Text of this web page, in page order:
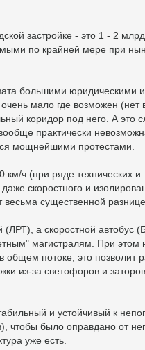
застройке - это 1 - 2
по крайней мере при
большими юридическими
мало где возможен (нет
коридор под него. А это
практически
мощнейшими протестами.
км/ч (при ряде технических и
скоростного и
существенной
(ЛРТ), а скоростной автобус
магистралям. При этом
потоке, это позволит
из-за светофоров и
и устойчивый к
было оправдано от
уже есть.